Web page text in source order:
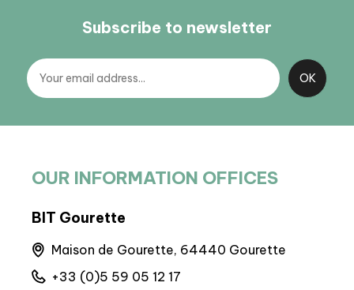
Subscribe to newsletter
OUR INFORMATION OFFICES
BIT Gourette
Maison de Gourette, 64440 Gourette
+33 (0)5 59 05 12 17